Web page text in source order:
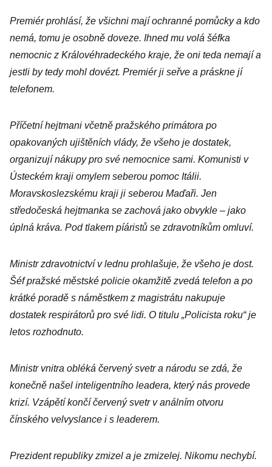
vymyslet
Premiér prohlásí, že všichni mají ochranné pomůcky a kdo
nemá, tomu je osobně doveze. Ihned mu volá šéfka
nemocnic z Královéhradeckého kraje, že oni teda nemají a
jestli by tedy mohl dovézt. Premiér ji seřve a práskne jí
telefonem.
Příčetní hejtmani včetně pražského primátora po
opakovaných ujištěních vlády, že všeho je dostatek,
organizují nákupy pro své nemocnice sami. Komunisti v
Ústeckém kraji omylem seberou pomoc Itálii.
Moravskoslezskému kraji ji seberou Maďaři. Jen
středočeská hejtmanka se zachová jako obvykle – jako
úplná kráva. Pod tlakem píáristů se zdravotníkům omluví.
Ministr zdravotnictví v lednu prohlašuje, že všeho je dost.
Šéf pražské městské policie okamžitě zvedá telefon a po
krátké poradě s náměstkem z magistrátu nakupuje
dostatek respirátorů pro své lidi. O titulu „Policista roku“ je
letos rozhodnuto.
Ministr vnitra obléká červený svetr a národu se zdá, že
konečně našel inteligentního leadera, který nás provede
krizí. Vzápětí končí červený svetr v análním otvoru
čínského velvyslance i s leaderem.
Prezident republiky zmizel a je zmizelej. Nikomu nechybí.